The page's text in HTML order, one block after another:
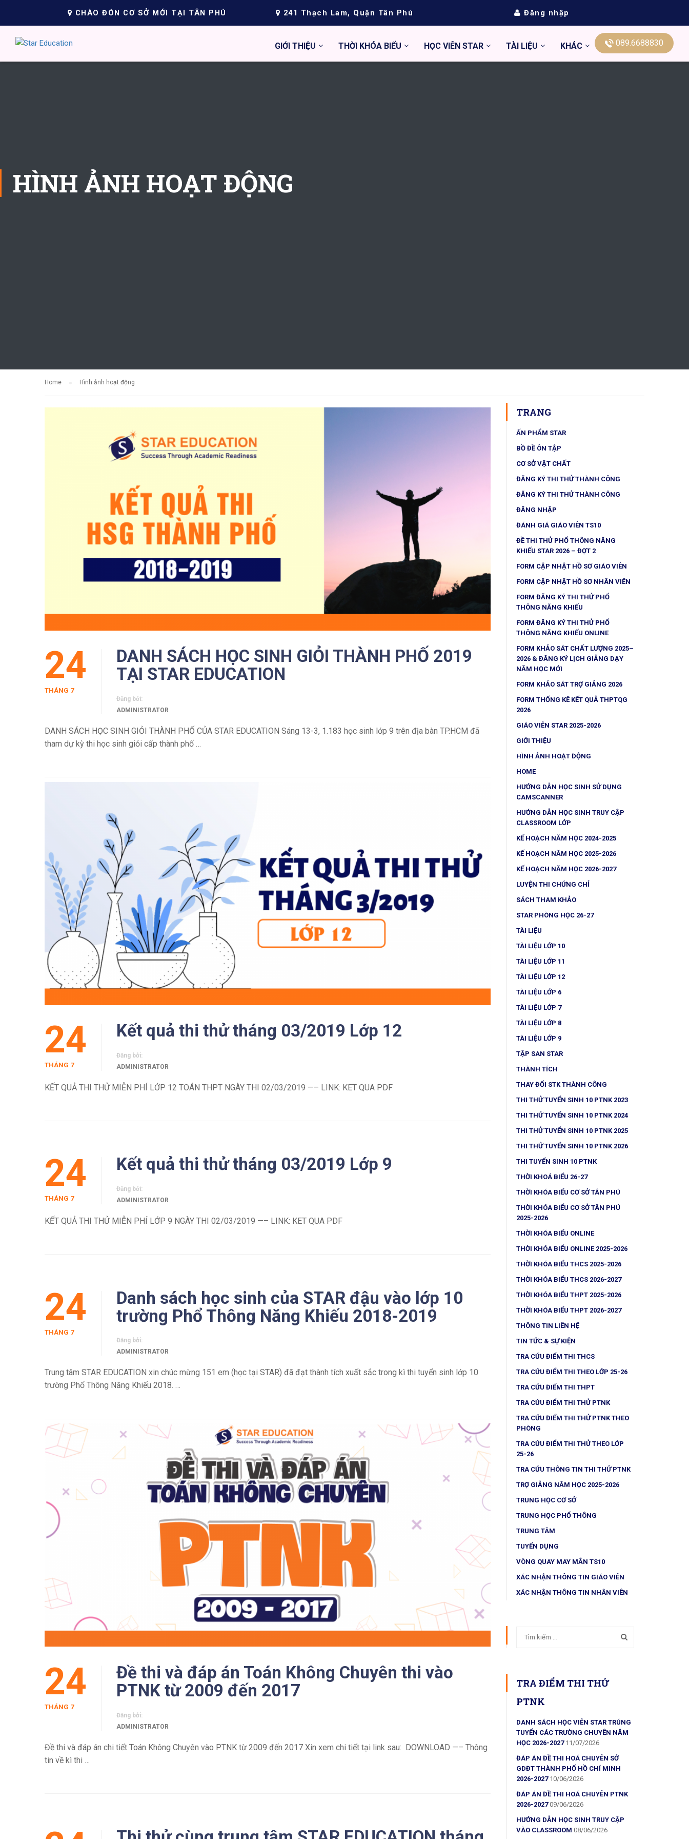
CHÀO ĐÓN CƠ SỞ MỚI TẠI TÂN PHÚ 241 Thạch Lam, Quận Tân Phú Đăng nhập
GIỚI THIỆU THỜI KHÓA BIỂU HỌC VIÊN STAR TÀI LIỆU KHÁC 089.6688830
HÌNH ẢNH HOẠT ĐỘNG
Home Hình ảnh hoạt động
24
THÁNG 7
DANH SÁCH HỌC SINH GIỎI THÀNH PHỐ 2019
TẠI STAR EDUCATION
Đăng bởi:
ADMINISTRATOR
DANH SÁCH HỌC SINH GIỎI THÀNH PHỐ CỦA STAR EDUCATION Sáng 13-3, 1.183 học sinh lớp 9 trên địa bàn TP.HCM đã
tham dự kỳ thi học sinh giỏi cấp thành phố …
24
THÁNG 7
Kết quả thi thử tháng 03/2019 Lớp 12
Đăng bởi:
ADMINISTRATOR
KẾT QUẢ THI THỬ MIỄN PHÍ LỚP 12 TOÁN THPT NGÀY THI 02/03/2019 —– LINK: KET QUA PDF
24
THÁNG 7
Kết quả thi thử tháng 03/2019 Lớp 9
Đăng bởi:
ADMINISTRATOR
KẾT QUẢ THI THỬ MIỄN PHÍ LỚP 9 NGÀY THI 02/03/2019 —– LINK: KET QUA PDF
24
THÁNG 7
Danh sách học sinh của STAR đậu vào lớp 10
trường Phổ Thông Năng Khiếu 2018-2019
Đăng bởi:
ADMINISTRATOR
Trung tâm STAR EDUCATION xin chúc mừng 151 em (học tại STAR) đã đạt thành tích xuất sắc trong kì thi tuyển sinh lớp 10
trường Phổ Thông Năng Khiếu 2018. …
24
THÁNG 7
Đề thi và đáp án Toán Không Chuyên thi vào
PTNK từ 2009 đến 2017
Đăng bởi:
ADMINISTRATOR
Đề thi và đáp án chi tiết Toán Không Chuyên vào PTNK từ 2009 đến 2017 Xin xem chi tiết tại link sau: DOWNLOAD —– Thông
tin về kì thi …
TRANG
ẤN PHẨM STAR
BỒ ĐỀ ÔN TẬP
CƠ SỞ VẬT CHẤT
ĐĂNG KÝ THI THỬ THÀNH CÔNG
ĐĂNG KÝ THI THỬ THÀNH CÔNG
ĐĂNG NHẬP
ĐÁNH GIÁ GIÁO VIÊN TS10
ĐỀ THI THỬ PHỔ THÔNG NĂNG
KHIẾU STAR 2026 – ĐỢT 2
FORM CẬP NHẬT HỒ SƠ GIÁO VIÊN
FORM CẬP NHẬT HỒ SƠ NHÂN VIÊN
FORM ĐĂNG KÝ THI THỬ PHỔ
THÔNG NĂNG KHIẾU
FORM ĐĂNG KÝ THI THỬ PHỔ
THÔNG NĂNG KHIẾU ONLINE
FORM KHẢO SÁT CHẤT LƯỢNG 2025–
2026 & ĐĂNG KÝ LỊCH GIẢNG DẠY
NĂM HỌC MỚI
FORM KHẢO SÁT TRỢ GIẢNG 2026
FORM THỐNG KÊ KẾT QUẢ THPTQG
2026
GIÁO VIÊN STAR 2025-2026
GIỚI THIỆU
HÌNH ẢNH HOẠT ĐỘNG
HOME
HƯỚNG DẪN HỌC SINH SỬ DỤNG
CAMSCANNER
HƯỚNG DẪN HỌC SINH TRUY CẬP
CLASSROOM LỚP
KẾ HOẠCH NĂM HỌC 2024-2025
KẾ HOẠCH NĂM HỌC 2025-2026
KẾ HOẠCH NĂM HỌC 2026-2027
LUYỆN THI CHỨNG CHỈ
SÁCH THAM KHẢO
STAR PHÒNG HỌC 26-27
TÀI LIỆU
TÀI LIỆU LỚP 10
TÀI LIỆU LỚP 11
TÀI LIỆU LỚP 12
TÀI LIỆU LỚP 6
TÀI LIỆU LỚP 7
TÀI LIỆU LỚP 8
TÀI LIỆU LỚP 9
TẬP SAN STAR
THÀNH TÍCH
THAY ĐỔI STK THÀNH CÔNG
THI THỬ TUYỂN SINH 10 PTNK 2023
THI THỬ TUYỂN SINH 10 PTNK 2024
THI THỬ TUYỂN SINH 10 PTNK 2025
THI THỬ TUYỂN SINH 10 PTNK 2026
THI TUYỂN SINH 10 PTNK
THỜI KHOÁ BIỂU 26-27
THỜI KHÓA BIỂU CƠ SỞ TÂN PHÚ
THỜI KHÓA BIỂU CƠ SỞ TÂN PHÚ
2025-2026
THỜI KHÓA BIỂU ONLINE
THỜI KHÓA BIỂU ONLINE 2025-2026
THỜI KHÓA BIỂU THCS 2025-2026
THỜI KHÓA BIỂU THCS 2026-2027
THỜI KHÓA BIỂU THPT 2025-2026
THỜI KHÓA BIỂU THPT 2026-2027
THÔNG TIN LIÊN HỆ
TIN TỨC & SỰ KIỆN
TRA CỨU ĐIỂM THI THCS
TRA CỨU ĐIỂM THI THEO LỚP 25-26
TRA CỨU ĐIỂM THI THPT
TRA CỨU ĐIỂM THI THỬ PTNK
TRA CỨU ĐIỂM THI THỬ PTNK THEO
PHÒNG
TRA CỨU ĐIỂM THI THỬ THEO LỚP
25-26
TRA CỨU THÔNG TIN THI THỬ PTNK
TRỢ GIẢNG NĂM HỌC 2025-2026
TRUNG HỌC CƠ SỞ
TRUNG HỌC PHỔ THÔNG
TRUNG TÂM
TUYỂN DỤNG
VÒNG QUAY MAY MẮN TS10
XÁC NHẬN THÔNG TIN GIÁO VIÊN
XÁC NHẬN THÔNG TIN NHÂN VIÊN
TRA ĐIỂM THI THỬ
PTNK
DANH SÁCH HỌC VIÊN STAR TRÚNG
TUYỂN CÁC TRƯỜNG CHUYÊN NĂM
HỌC 2026-2027 11/07/2026
ĐÁP ÁN ĐỀ THI HOÁ CHUYÊN SỞ
GDĐT THÀNH PHỐ HỒ CHÍ MINH
2026-2027 10/06/2026
ĐÁP ÁN ĐỀ THI HOÁ CHUYÊN PTNK
2026-2027 09/06/2026
HƯỚNG DẪN HỌC SINH TRUY CẬP
VÀO CLASSROOM 08/06/2026